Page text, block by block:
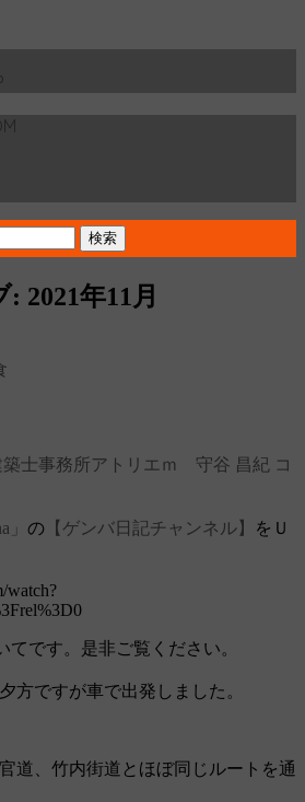
2021年11月
築士事務所アトリエｍ 守谷 昌紀 コ
」 の 【ゲンバ日記チャンネル】
をＵ
watch?
てです。是非ご覧ください。
方ですが車で出発しました。
道、竹内街道とほぼ同じルートを通